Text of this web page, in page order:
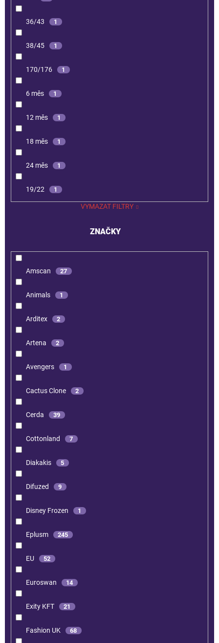
ZNAČKY
Amscan 27
Animals 1
Arditex 2
Artena 2
Avengers 1
Cactus Clone 2
Cerda 39
Cottonland 7
Diakakis 5
Difuzed 9
Disney Frozen 1
Eplusm 245
EU 52
Euroswan 14
Exity KFT 21
Fashion UK 68
36/43 1
38/45 1
170/176 1
6 měs 1
12 měs 1
18 měs 1
24 měs 1
19/22 1
VYMAZAT FILTRY